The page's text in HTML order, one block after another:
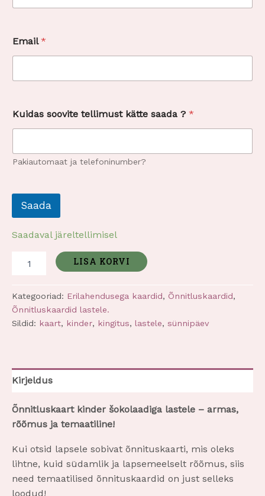
o
o
i
k
t
e
k
Email*
Kuidas soovite tellimust kätte saada ? *
Pakiautomaat ja telefoninumber?
Saada
Saadaval järeltellimisel
LISA KORVI
Kategooriad: Erilahendusega kaardid, Õnnitluskaardid,
Õnnitluskaardid lastele.
Sildid: kaart, kinder, kingitus, lastele, sünnipäev
Kirjeldus
Õnnitluskaart kinder šokolaadiga lastele – armas,
rõõmus ja temaatiline!
Kui otsid lapsele sobivat õnnituskaarti, mis oleks
lihtne, kuid südamlik ja lapsemeelselt rõõmus, siis
need temaatilised õnnituskaardid on just selleks
loodud!